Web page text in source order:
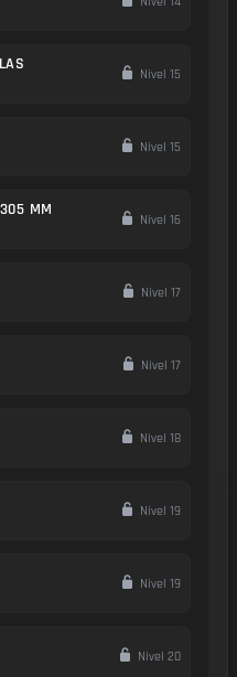
Nivel 15
Nivel 15
MM
Nivel 16
Nivel 17
Nivel 17
Nivel 18
Nivel 19
Nivel 19
Nivel 20